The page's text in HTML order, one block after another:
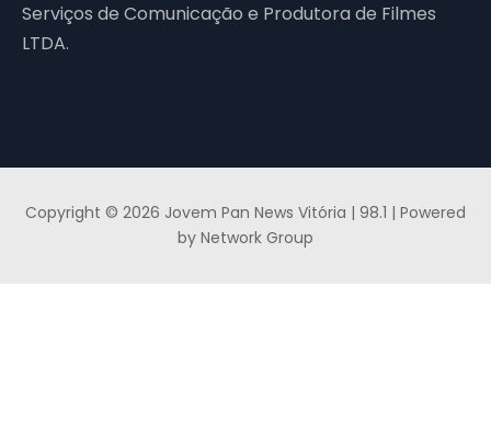
Serviços de Comunicação e Produtora de Filmes
LTDA.
Copyright © 2026 Jovem Pan News Vitória | 98.1 | Powered
by Network Group